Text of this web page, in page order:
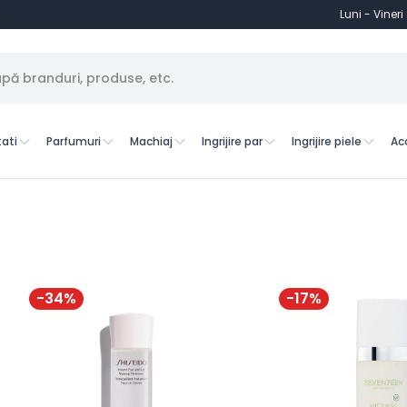
Luni - Vineri
Parfumuri Machiaj Ingrijire par Ingrijire piele
-34% -17%